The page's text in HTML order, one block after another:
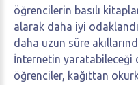
öğrencilerin basılı
alarak daha iyi
daha uzun süre
İnternetin yaratabileceği
öğrenciler, kağıttan